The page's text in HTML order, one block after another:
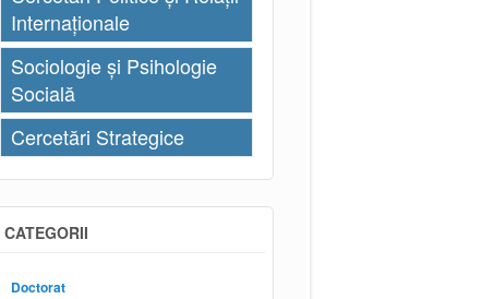
Internaționale
Sociologie și Psihologie
Socială
Cercetări Strategice
CATEGORII
Doctorat